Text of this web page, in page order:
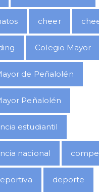
cheer
Colegio Mayor
de Peñalolén
Peñalolén
estudiantil
nacional
deporte